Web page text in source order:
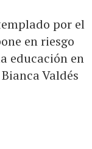
por el
en riesgo
educación en
Valdés